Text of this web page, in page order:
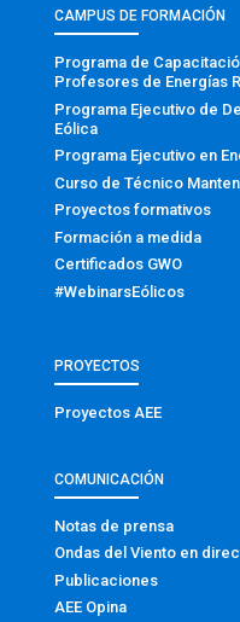
CAMPUS DE FORMACIÓN
Programa de
Profesores de Energías
Programa Ejecutivo de
Eólica
Programa Ejecutivo en
Curso de Técnico
Proyectos formativos
Formación a medida
Certificados GWO
#WebinarsEólicos
PROYECTOS
Proyectos AEE
COMUNICACIÓN
Notas de prensa
Ondas del Viento en
Publicaciones
AEE Opina